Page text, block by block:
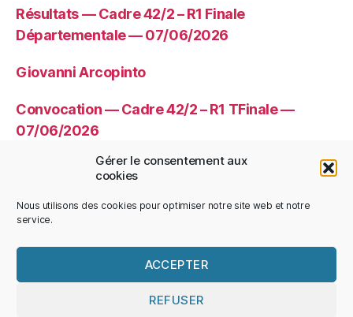
Gérer le consentement aux
cookies
Nous utilisons des cookies pour optimiser notre site web et notre
service.
ACCEPTER
REFUSER
Résultats — Cadre 42/2 – R1 Finale
Départementale — 07/06/2026
Giovanni Arcopinto
Convocation — Cadre 42/2 – R1 TFinale —
07/06/2026
Convocation — Libre – R4 TFinale —
© 2026CDBHS
Politique de confidentialité
Haut↑